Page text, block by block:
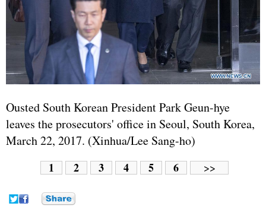
Ousted South Korean President Park Geun-hye
leaves the prosecutors' office in Seoul, South Korea,
March 22, 2017. (Xinhua/Lee Sang-ho)
1 2 3 4 5 6 >>